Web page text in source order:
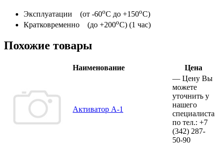
Эксплуатации (от -60оС до +150оС)
Кратковременно (до +200оС) (1 час)
Похожие товары
Наименование Цена
Активатор А-1
— Цену Вы
можете
уточнить у
нашего
специалиста
по тел.: +7
(342) 287-
50-90